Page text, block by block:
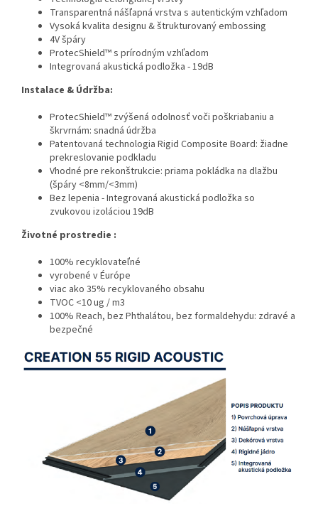
Transparentná nášľapná vrstva s autentickým vzhľadom
Vysoká kvalita designu & štrukturovaný embossing
4V špáry
ProtecShield™ s prírodným vzhľadom
Integrovaná akustická podložka - 19dB
Instalace & Údržba:
ProtecShield™ zvýšená odolnosť voči poškriabaniu a
škrvrnám: snadná údržba
Patentovaná technologia Rigid Composite Board: žiadne
prekreslovanie podkladu
Vhodné pre rekonštrukcie: priama pokládka na dlažbu
(špáry <8mm/<3mm)
Bez lepenia - Integrovaná akustická podložka so
zvukovou izoláciou 19dB
Životné prostredie :
100% recyklovateľné
vyrobené v Éurópe
viac ako 35% recyklovaného obsahu
TVOC <10 ug / m3
100% Reach, bez Phthalátou, bez formaldehydu: zdravé a
bezpečné